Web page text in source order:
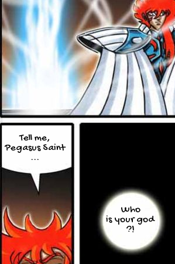
Tell me,
Pegasus Saint
...
Who
is your god
?!